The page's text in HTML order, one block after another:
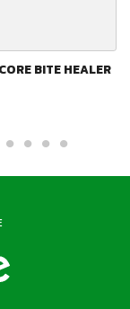
BITE HEALER